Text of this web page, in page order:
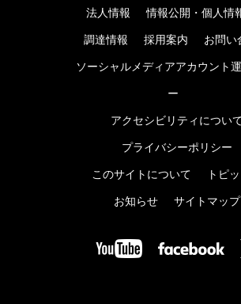
法人情報 情報公開・個人情
調達情報 採用案内 お問い
ソーシャルメディアアカウント
ー
アクセシビリティについ
プライバシーポリシー
このサイトについて トピ
お知らせ サイトマップ